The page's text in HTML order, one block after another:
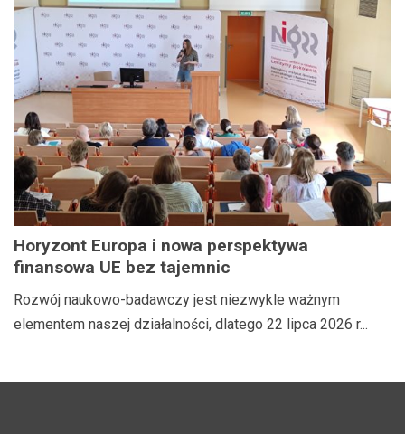
Horyzont Europa i nowa perspektywa
finansowa UE bez tajemnic
Rozwój naukowo-badawczy jest niezwykle ważnym
elementem naszej działalności, dlatego 22 lipca 2026 r...